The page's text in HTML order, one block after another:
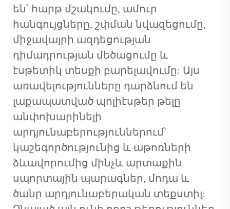
են՝ հարթ մշակումը, ամուր
հանգույցները, շփման նվազեցումը,
միջավայրի ազդեցության
դիմադրության մեծացումը և
էսթետիկ տեսքի բարելավումը: Այս
առավելությունները դարձնում են
լաքապատված պոլիէսթեր թելը
անփոխարինելի
արդյունաբերություններում՝
կաշեգործությունից և աթոռների
ձևավորումից մինչև արտաքին
սպորտային պարագներ, մոդա և
ծանր արդյունաբերական տեքստիլ: